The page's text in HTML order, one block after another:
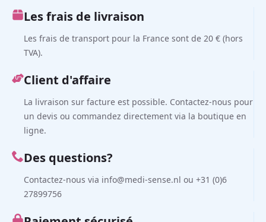
Les frais de livraison
Les frais de transport pour la France sont de 20 € (hors
TVA).
Client d'affaire
La livraison sur facture est possible. Contactez-nous pour
un devis ou commandez directement via la boutique en
ligne.
Des questions?
Contactez-nous via info@medi-sense.nl ou +31 (0)6
27899756